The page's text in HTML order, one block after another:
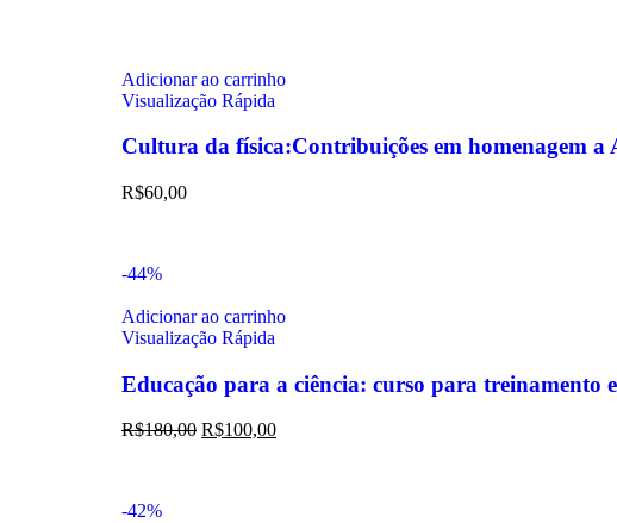
Adicionar ao carrinho
Visualização Rápida
Cultura da física:Contribuições em homenagem
R$60,00
-44%
Adicionar ao carrinho
Visualização Rápida
Educação para a ciência: curso para treinamento
R$180,00 R$100,00
-42%